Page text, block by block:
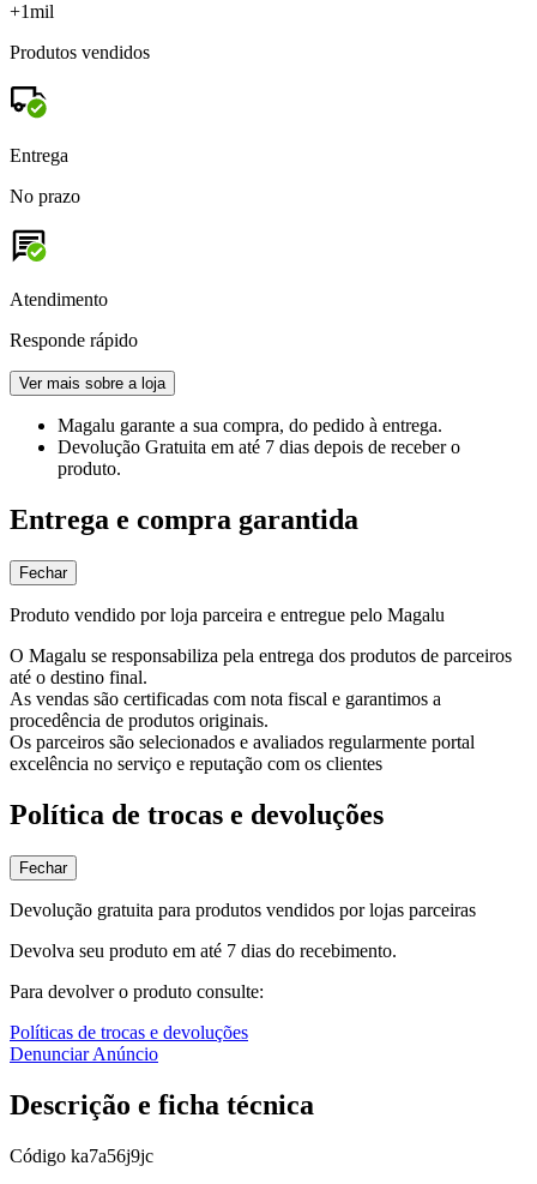
+1mil
Produtos vendidos
Entrega
No prazo
Atendimento
Responde rápido
Ver mais sobre a loja
Magalu garante a sua compra, do pedido à entrega.
Devolução Gratuita em até 7 dias depois de receber o
produto.
Entrega e compra garantida
Fechar
Produto vendido por loja parceira e entregue pelo Magalu
O Magalu se responsabiliza pela entrega dos produtos de parceiros
até o destino final.
As vendas são certificadas com nota fiscal e garantimos a
procedência de produtos originais.
Os parceiros são selecionados e avaliados regularmente portal
excelência no serviço e reputação com os clientes
Política de trocas e devoluções
Fechar
Devolução gratuita para produtos vendidos por lojas parceiras
Devolva seu produto em até 7 dias do recebimento.
Para devolver o produto consulte:
Políticas de trocas e devoluções
Denunciar Anúncio
Descrição e ficha técnica
Código ka7a56j9jc